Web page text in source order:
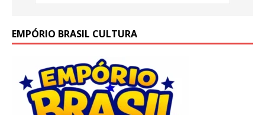
EMPÓRIO BRASIL CULTURA